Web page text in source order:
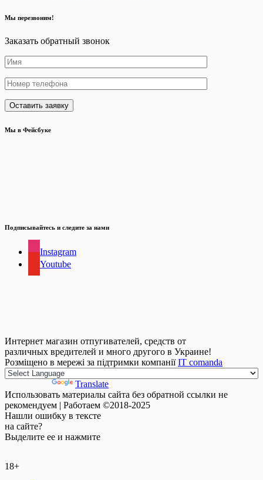
Мы перезвоним!
Заказать обратный звонок
Мы в Фейсбуке
Подписывайтесь и следите за нами
Instagram
Youtube
Интернет магазин отпугивателей, средств от
различных вредителей и много другого в Украине!
Розміщено в мережі за підтримки компаніїIT comanda
Translate
Использовать материалы сайта без обратной ссылки не
рекомендуем | Работаем ©2018-2025
Нашли ошибку в тексте
на сайте?
Выделите ее и нажмите
18+